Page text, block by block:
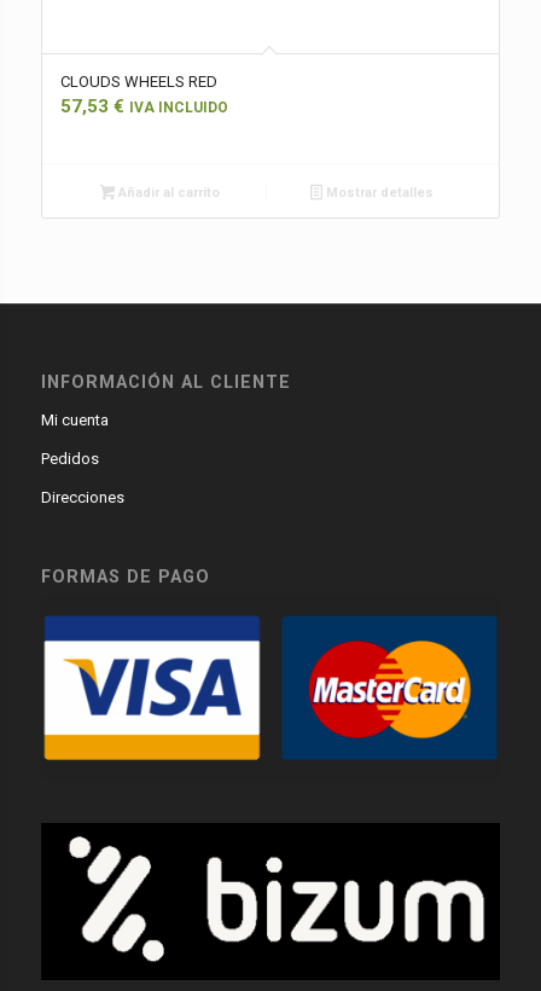
CLOUDS WHEELS RED
57,53 € IVA INCLUIDO
Añadir al carrito Mostrar detalles
INFORMACIÓN AL CLIENTE
Mi cuenta
Pedidos
Direcciones
FORMAS DE PAGO